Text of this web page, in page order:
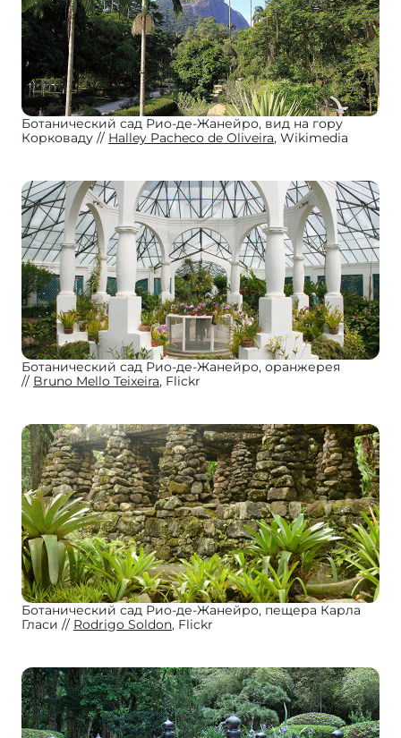
Ботанический сад Рио-де-Жанейро, вид на гору
Корковаду
Halley Pacheco de Oliveira, Wikimedia
Ботанический сад Рио-де-Жанейро, оранжерея
Bruno Mello Teixeira, Flickr
Ботанический сад Рио-де-Жанейро, пещера Карла
Гласи
Rodrigo Soldon, Flickr